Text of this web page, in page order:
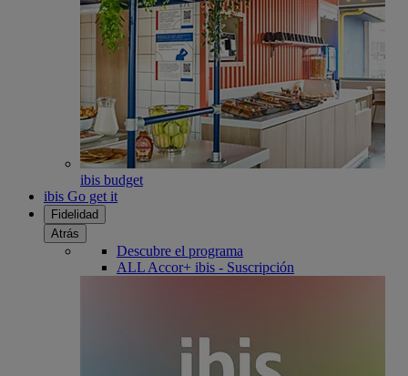
ibis budget
ibis Go get it
Fidelidad
Atrás
Descubre el programa
ALL Accor+ ibis - Suscripción